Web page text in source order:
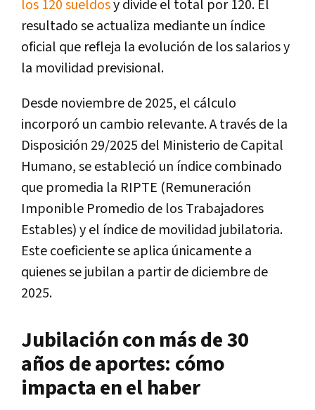
los 120 sueldosy divide el total por 120. El
resultado se actualiza mediante un índice
oficial que refleja la evolución de los salarios y
la movilidad previsional.
Desde noviembre de 2025, el cálculo
incorporó un cambio relevante. A través de la
Disposición 29/2025 del Ministerio de Capital
Humano, se estableció un índice combinado
que promedia la RIPTE (Remuneración
Imponible Promedio de los Trabajadores
Estables) y el índice de movilidad jubilatoria.
Este coeficiente se aplica únicamente a
quienes se jubilan a partir de diciembre de
2025.
Jubilación con más de 30
años de aportes: cómo
impacta en el haber